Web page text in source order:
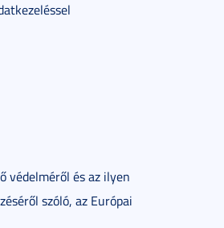
védelméről és az ilyen
szóló, az Európai